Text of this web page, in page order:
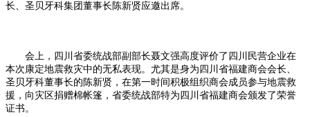
长、圣贝牙科集团董事长陈新贤应邀出席。
会上，四川省委统战部副部长聂文强高度评价了四川民营企业在
本次康定地震救灾中的无私表现。尤其是身为四川省福建商会会长、
圣贝牙科董事长的陈新贤，在第一时间积极组织商会成员参与地震救
援，向灾区捐赠棉帐篷，省委统战部特为四川省福建商会颁发了荣誉
证书。